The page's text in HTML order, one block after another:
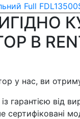
Full
В
у нас, ви
із гарантією від
сертифіковані